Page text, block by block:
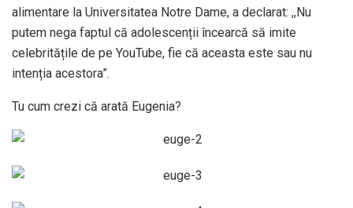
alimentare la Universitatea Notre Dame, a declarat: ,,Nu
putem nega faptul că adolescenții încearcă să imite
celebritățile de pe YouTube, fie că aceasta este sau nu
intenția acestora”.
Tu cum crezi că arată Eugenia?